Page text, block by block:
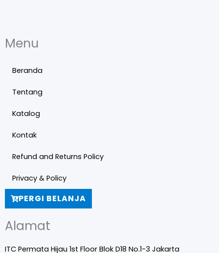
Menu
Beranda
Tentang
Katalog
Kontak
Refund and Returns Policy
Privacy & Policy
PERGI BELANJA
Alamat
ITC Permata Hijau 1st Floor Blok D18 No.1-3 Jakarta